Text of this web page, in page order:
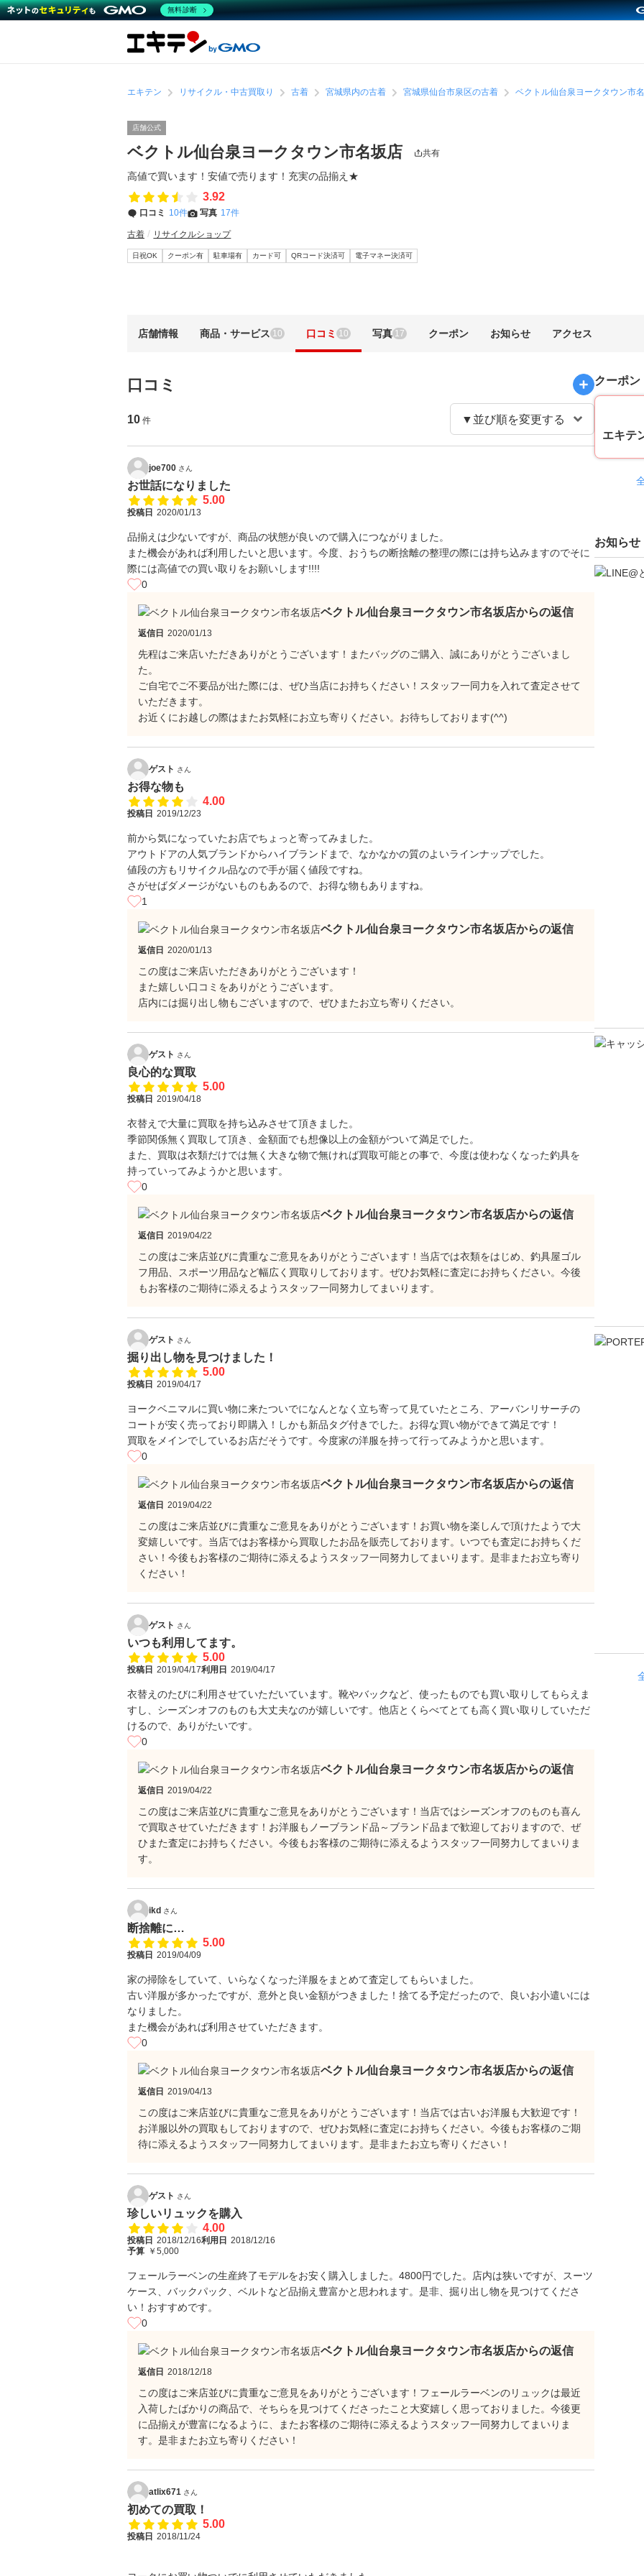
エキテン リサイクル・中古買取り 古着 宮城県内の古着 宮城県仙台市泉区の古着 ベクトル仙台泉ヨークタウン市
店舗公式
ベクトル仙台泉ヨークタウン市名坂店 共有
高値で買います！安値で売ります！充実の品揃え★
3.92
口コミ 10件 写真 17件
古着 リサイクルショップ
日祝OK クーポン有 駐車場有 カード可 QRコード決済可 電子マネー決済可
店舗情報 商品・サービス 10 口コミ 10 写真 17 クーポン お知らせ アクセス
口コミ
10 件
joe700 さん
お世話になりました
5.00
投稿日 2020/01/13
品揃えは少ないですが、商品の状態が良いので購入につながりました。
また機会があれば利用したいと思います。今度、おうちの断捨離の整理の際には持ち込みますのでそに
際には高値での買い取りをお願いします!!!!
0
ベクトル仙台泉ヨークタウン市名坂店からの返信
返信日 2020/01/13
先程はご来店いただきありがとうございます！またバッグのご購入、誠にありがとうございまし
た。
ご自宅でご不要品が出た際には、ぜひ当店にお持ちください！スタッフ一同力を入れて査定させて
いただきます。
お近くにお越しの際はまたお気軽にお立ち寄りください。お待ちしております(^^)
ゲスト さん
お得な物も
4.00
投稿日 2019/12/23
前から気になっていたお店でちょっと寄ってみました。
アウトドアの人気ブランドからハイブランドまで、なかなかの質のよいラインナップでした。
値段の方もリサイクル品なので手が届く値段ですね。
さがせばダメージがないものもあるので、お得な物もありますね。
1
ベクトル仙台泉ヨークタウン市名坂店からの返信
返信日 2020/01/13
この度はご来店いただきありがとうございます！
また嬉しい口コミをありがとうございます。
店内には掘り出し物もございますので、ぜひまたお立ち寄りください。
ゲスト さん
良心的な買取
5.00
投稿日 2019/04/18
衣替えで大量に買取を持ち込みさせて頂きました。
季節関係無く買取して頂き、金額面でも想像以上の金額がついて満足でした。
また、買取は衣類だけでは無く大きな物で無ければ買取可能との事で、今度は使わなくなった釣具を
持っていってみようかと思います。
0
ベクトル仙台泉ヨークタウン市名坂店からの返信
返信日 2019/04/22
この度はご来店並びに貴重なご意見をありがとうございます！当店では衣類をはじめ、釣具屋ゴル
フ用品、スポーツ用品など幅広く買取りしております。ぜひお気軽に査定にお持ちください。今後
もお客様のご期待に添えるようスタッフ一同努力してまいります。
ゲスト さん
掘り出し物を見つけました！
5.00
投稿日 2019/04/17
ヨークベニマルに買い物に来たついでになんとなく立ち寄って見ていたところ、アーバンリサーチの
コートが安く売っており即購入！しかも新品タグ付きでした。お得な買い物ができて満足です！
買取をメインでしているお店だそうです。今度家の洋服を持って行ってみようかと思います。
0
ベクトル仙台泉ヨークタウン市名坂店からの返信
返信日 2019/04/22
この度はご来店並びに貴重なご意見をありがとうございます！お買い物を楽しんで頂けたようで大
変嬉しいです。当店ではお客様から買取したお品を販売しております。いつでも査定にお持ちくだ
さい！今後もお客様のご期待に添えるようスタッフ一同努力してまいります。是非またお立ち寄り
ください！
ゲスト さん
いつも利用してます。
5.00
投稿日 2019/04/17利用日 2019/04/17
衣替えのたびに利用させていただいています。靴やバックなど、使ったものでも買い取りしてもらえま
すし、シーズンオフのものも大丈夫なのが嬉しいです。他店とくらべてとても高く買い取りしていただ
けるので、ありがたいです。
0
ベクトル仙台泉ヨークタウン市名坂店からの返信
返信日 2019/04/22
この度はご来店並びに貴重なご意見をありがとうございます！当店ではシーズンオフのものも喜ん
で買取させていただきます！お洋服もノーブランド品～ブランド品まで歓迎しておりますので、ぜ
ひまた査定にお持ちください。今後もお客様のご期待に添えるようスタッフ一同努力してまいりま
す。
ikd さん
断捨離に…
5.00
投稿日 2019/04/09
家の掃除をしていて、いらなくなった洋服をまとめて査定してもらいました。
古い洋服が多かったですが、意外と良い金額がつきました！捨てる予定だったので、良いお小遣いには
なりました。
また機会があれば利用させていただきます。
0
ベクトル仙台泉ヨークタウン市名坂店からの返信
返信日 2019/04/13
この度はご来店並びに貴重なご意見をありがとうございます！当店では古いお洋服も大歓迎です！
お洋服以外の買取もしておりますので、ぜひお気軽に査定にお持ちください。今後もお客様のご期
待に添えるようスタッフ一同努力してまいります。是非またお立ち寄りください！
ゲスト さん
珍しいリュックを購入
4.00
投稿日 2018/12/16利用日 2018/12/16
予算 ￥5,000
フェールラーベンの生産終了モデルをお安く購入しました。4800円でした。店内は狭いですが、スーツ
ケース、バックパック、ベルトなど品揃え豊富かと思われます。是非、掘り出し物を見つけてくださ
い！おすすめです。
0
ベクトル仙台泉ヨークタウン市名坂店からの返信
返信日 2018/12/18
この度はご来店並びに貴重なご意見をありがとうございます！フェールラーベンのリュックは最近
入荷したばかりの商品で、そちらを見つけてくださったこと大変嬉しく思っておりました。今後更
に品揃えが豊富になるように、またお客様のご期待に添えるようスタッフ一同努力してまいりま
す。是非またお立ち寄りください！
atlix671 さん
初めての買取！
5.00
投稿日 2018/11/24
クーポン
エキテ
お知らせ
無料診断